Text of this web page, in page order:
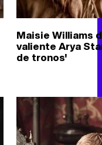
Maisie Williams
valiente Arya
de tronos'